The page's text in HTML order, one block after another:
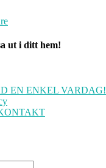
ut i ditt hem!
EN ENKEL VARDAG!